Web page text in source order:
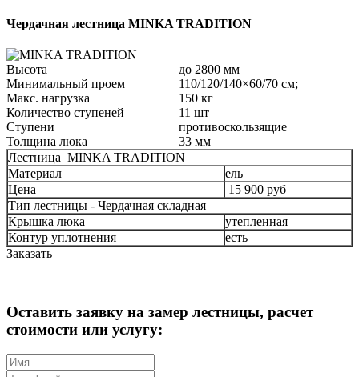
Чердачная лестница MINKA TRADITION
Высота
до 2800 мм
Минимальный проем
110/120/140×60/70 см;
Макс. нагрузка
150 кг
Количество ступеней
11 шт
Ступени
противоскользящие
Толщина люка
33 мм
Лестница MINKA TRADITION
Материал
ель
Цена
15 900 руб
Тип лестницы - Чердачная складная
Крышка люка
утепленная
Контур уплотнения
есть
Заказать
Оставить заявку на замер лестницы, расчет
стоимости или услугу: